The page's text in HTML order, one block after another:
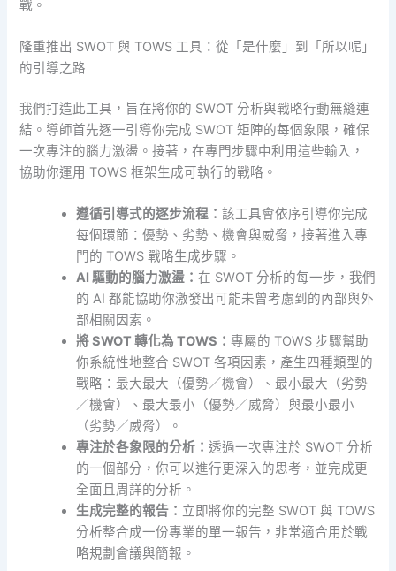
戰。
隆重推出 SWOT 與 TOWS 工具：從「是什麼」到「所以呢」
的引導之路
我們打造此工具，旨在將你的 SWOT 分析與戰略行動無縫連
結。導師首先逐一引導你完成 SWOT 矩陣的每個象限，確保
一次專注的腦力激盪。接著，在專門步驟中利用這些輸入，
協助你運用 TOWS 框架生成可執行的戰略。
遵循引導式的逐步流程：該工具會依序引導你完成
每個環節：優勢、劣勢、機會與威脅，接著進入專
門的 TOWS 戰略生成步驟。
AI 驅動的腦力激盪：在 SWOT 分析的每一步，我們
的 AI 都能協助你激發出可能未曾考慮到的內部與外
部相關因素。
將 SWOT 轉化為 TOWS：專屬的 TOWS 步驟幫助
你系統性地整合 SWOT 各項因素，產生四種類型的
戰略：最大最大（優勢／機會）、最小最大（劣勢
／機會）、最大最小（優勢／威脅）與最小最小
（劣勢／威脅）。
專注於各象限的分析：透過一次專注於 SWOT 分析
的一個部分，你可以進行更深入的思考，並完成更
全面且周詳的分析。
生成完整的報告： 立即將你的完整 SWOT 與 TOWS
分析整合成一份專業的單一報告，非常適合用於戰
略規劃會議與簡報。